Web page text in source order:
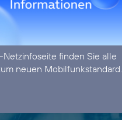
Netzinfoseite finden Sie alle
neuen Mobilfunkstandard.